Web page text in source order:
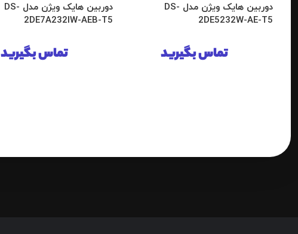
دوربین هایک ویژن مدل DS-
2DE5232W-AE-T5
تماس بگیرید
دوربین هایک ویژن مدل DS-
2DE7A232IW-AEB-T5
تماس بگیرید